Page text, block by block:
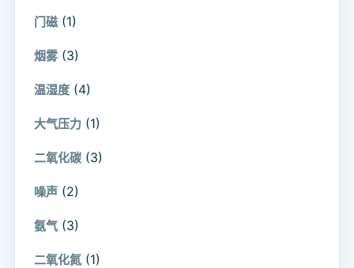
门磁 (1)
烟雾 (3)
温湿度 (4)
大气压力 (1)
二氧化碳 (3)
噪声 (2)
氨气 (3)
二氧化氮 (1)